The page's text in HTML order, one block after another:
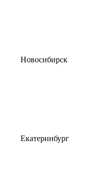
Новосибирск
Екатеринбург